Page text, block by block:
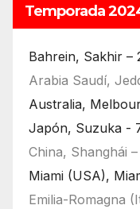
Temporada
Bahrein, Sakhir –
Arabia Saudí,
Australia,
Japón, Suzuka -
China, Shanghái
Miami (USA),
Emilia-Romagna